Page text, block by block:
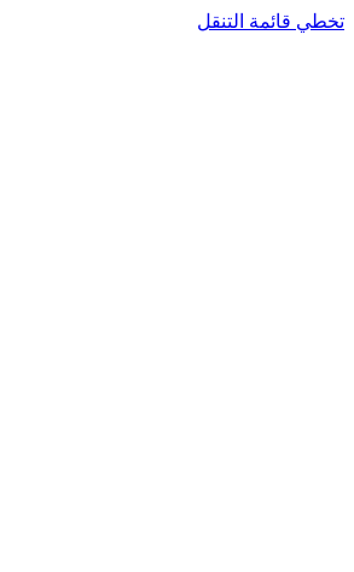
تخطي قائمة التنقل